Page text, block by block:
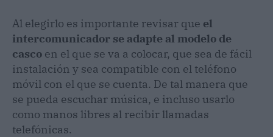
Al elegirlo es importante revisar que el
intercomunicador se adapte al modelo de
casco en el que se va a colocar, que sea de fácil
instalación y sea compatible con el teléfono
móvil con el que se cuenta. De tal manera que
se pueda escuchar música, e incluso usarlo
como manos libres al recibir llamadas
telefónicas.